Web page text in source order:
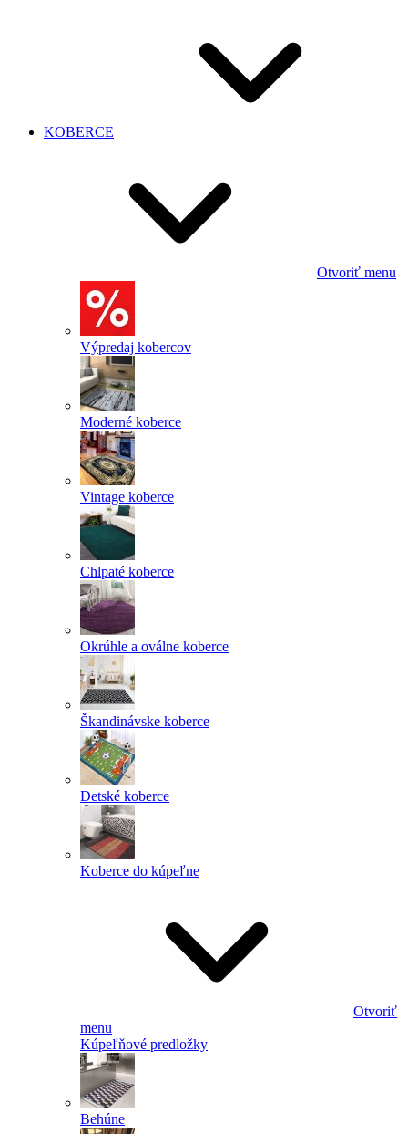
KOBERCE
Otvoriť menu
Výpredaj kobercov
Moderné koberce
Vintage koberce
Chlpaté koberce
Okrúhle a oválne koberce
Škandinávske koberce
Detské koberce
Koberce do kúpeľne
Otvoriť
menu
Kúpeľňové predložky
Behúne